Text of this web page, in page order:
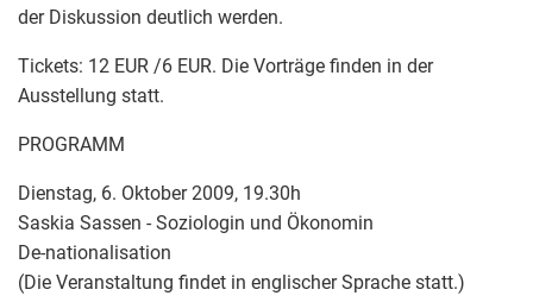
der Diskussion deutlich werden.
Tickets: 12 EUR /6 EUR. Die Vorträge finden in der
Ausstellung statt.
PROGRAMM
Dienstag, 6. Oktober 2009, 19.30h
Saskia Sassen - Soziologin und Ökonomin
De-nationalisation
(Die Veranstaltung findet in englischer Sprache statt.)